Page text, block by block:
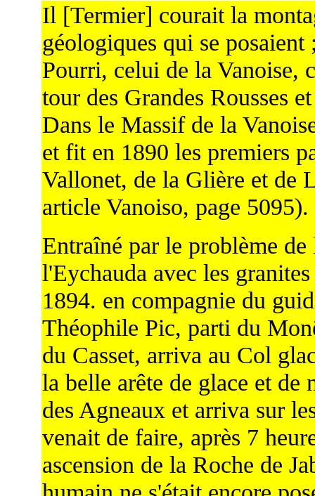
Il [Termier] courait la
géologiques qui se
Pourri, celui de la Vanoise,
tour des Grandes Rousses
Dans le Massif de la
et fit en 1890 les premiers
Vallonet, de la Glière et de
article Vanoiso, page 5095).
Entraîné par le problème
l'Eychauda avec les
1894. en compagnie du
Théophile Pic, parti du
du Casset, arriva au Col
la belle arête de glace et de
des Agneaux et arriva sur
venait de faire, après 7
ascension de la Roche de